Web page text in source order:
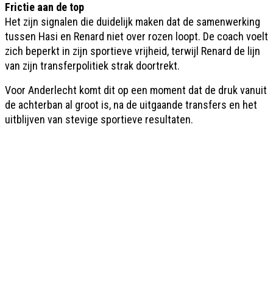
Frictie aan de top
Het zijn signalen die duidelijk maken dat de samenwerking
tussen Hasi en Renard niet over rozen loopt. De coach voelt
zich beperkt in zijn sportieve vrijheid, terwijl Renard de lijn
van zijn transferpolitiek strak doortrekt.
Voor Anderlecht komt dit op een moment dat de druk vanuit
de achterban al groot is, na de uitgaande transfers en het
uitblijven van stevige sportieve resultaten.